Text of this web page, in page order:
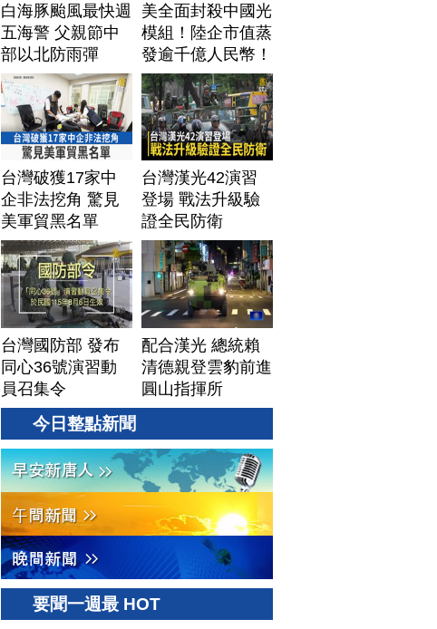
白海豚颱風最快週
五海警 父親節中
部以北防雨彈
美全面封殺中國光
模組！陸企市值蒸
發逾千億人民幣！
AI資料中心供應鏈
洗牌？台灣喜迎轉
單！成關鍵樞紐？
｜#財經新聞
│20260805 (三)
台灣破獲17家中
企非法挖角 驚見
美軍貿黑名單
台灣漢光42演習
登場 戰法升級驗
證全民防衛
台灣國防部 發布
同心36號演習動
員召集令
配合漢光 總統賴
清德親登雲豹前進
圓山指揮所
今日整點新聞
要聞一週最 HOT